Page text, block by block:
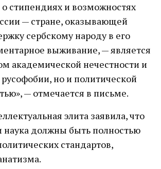
стипендиях и возможностях
— стране, оказывающей
сербскому народу в его
выживание, — является
академической нечестности и
но и политической
— отмечается в письме.
элита заявила, что
наука должны быть полностью
стандартов,